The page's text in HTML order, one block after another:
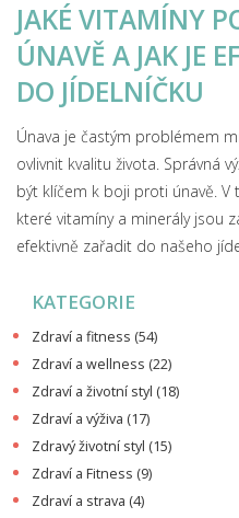
JAKÉ VITAMÍNY
ÚNAVĚ A JAK JE
DO JÍDELNÍČKU
Únava je častým problémem
ovlivnit kvalitu života. Správná
být klíčem k boji proti únavě.
které vitamíny a minerály jsou
efektivně zařadit do našeho
že vaše tělo dostává potřebné
KATEGORIE
Zdraví a fitness (54)
Zdraví a wellness (22)
Zdraví a životní styl (18)
Zdraví a výživa (17)
Zdravý životní styl (15)
Zdraví a Fitness (9)
Zdraví a strava (4)